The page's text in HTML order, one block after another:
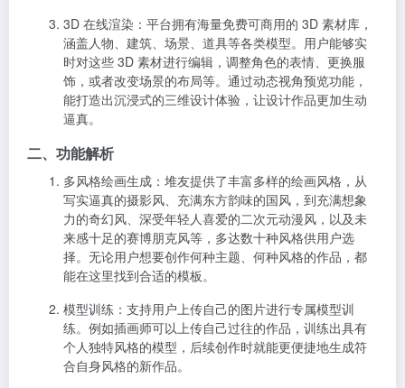
3D 在线渲染 ：平台拥有海量免费可商用的 3D 素材库，
涵盖人物、建筑、场景、道具等各类模型。用户能够实
时对这些 3D 素材进行编辑，调整角色的表情、更换服
饰，或者改变场景的布局等。通过动态视角预览功能，
能打造出沉浸式的三维设计体验，让设计作品更加生动
逼真。
二、功能解析
多风格绘画生成 ：堆友提供了丰富多样的绘画风格，从
写实逼真的摄影风、充满东方韵味的国风，到充满想象
力的奇幻风、深受年轻人喜爱的二次元动漫风，以及未
来感十足的赛博朋克风等，多达数十种风格供用户选
择。无论用户想要创作何种主题、何种风格的作品，都
能在这里找到合适的模板。
模型训练 ：支持用户上传自己的图片进行专属模型训
练。例如插画师可以上传自己过往的作品，训练出具有
个人独特风格的模型，后续创作时就能更便捷地生成符
合自身风格的新作品。